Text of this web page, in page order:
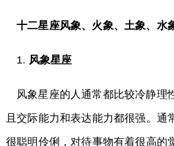
十二星座风象、火象、土象、水
1. 风象星座
风象星座的人通常都比较冷静理
且交际能力和表达能力都很强。通
很聪明伶俐，对待事物有着很高的